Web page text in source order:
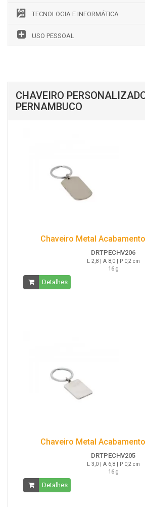
TECNOLOGIA E INFORMÁTICA
USO PESSOAL
CHAVEIRO
PERNAMBUCO
Chaveiro Metal
DRTPECHV206
L 2,8 | A 8,0 | P 0,2 cm
16 g
Detalhes
Chaveiro Metal
DRTPECHV205
L 3,0 | A 6,8 | P 0,2 cm
16 g
Detalhes